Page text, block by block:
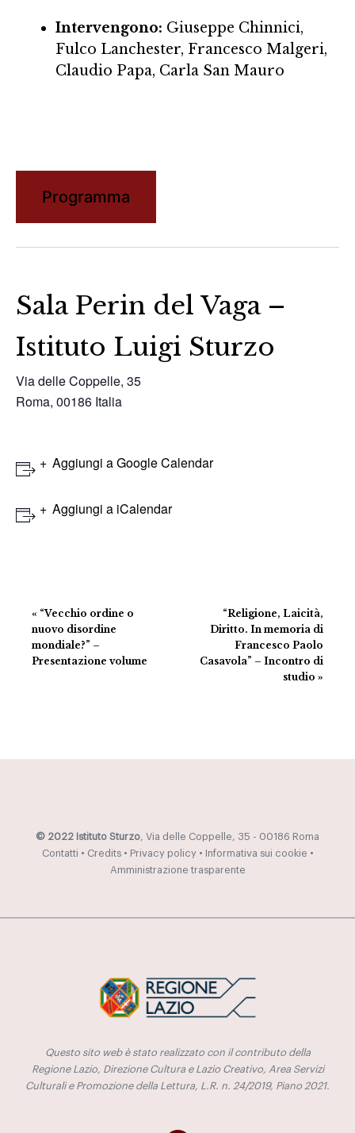
Intervengono: Giuseppe Chinnici,
Fulco Lanchester, Francesco Malgeri,
Claudio Papa, Carla San Mauro
Programma
Sala Perin del Vaga –
Istituto Luigi Sturzo
Via delle Coppelle, 35
Roma, 00186 Italia
Aggiungi a Google Calendar
Aggiungi a iCalendar
Evento
Navigazione
« “Vecchio ordine o
nuovo disordine
mondiale?” –
Presentazione volume
“Religione, Laicità,
Diritto. In memoria di
Francesco Paolo
Casavola” – Incontro di
studio »
© 2022 Istituto Sturzo, Via delle Coppelle, 35 - 00186 Roma
Contatti • Credits• Privacy policy• Informativa sui cookie •
Amministrazione trasparente
Questo sito web è stato realizzato con il contributo della
Regione Lazio, Direzione Cultura e Lazio Creativo, Area Servizi
Culturali e Promozione della Lettura, L.R. n. 24/2019, Piano 2021.